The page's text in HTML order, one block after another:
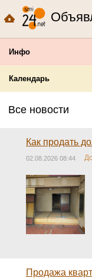
Инфо
Календарь
Все новости
Как продать
02.08.2026 08:44
Продажа